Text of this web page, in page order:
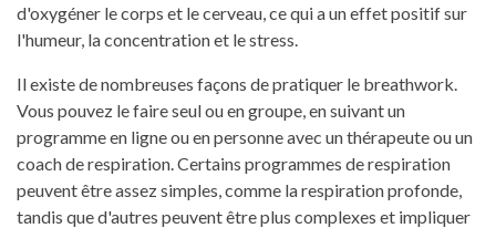
d'oxygéner le corps et le cerveau, ce qui a un effet positif sur
l'humeur, la concentration et le stress.
Il existe de nombreuses façons de pratiquer le breathwork.
Vous pouvez le faire seul ou en groupe, en suivant un
programme en ligne ou en personne avec un thérapeute ou un
coach de respiration. Certains programmes de respiration
peuvent être assez simples, comme la respiration profonde,
tandis que d'autres peuvent être plus complexes et impliquer